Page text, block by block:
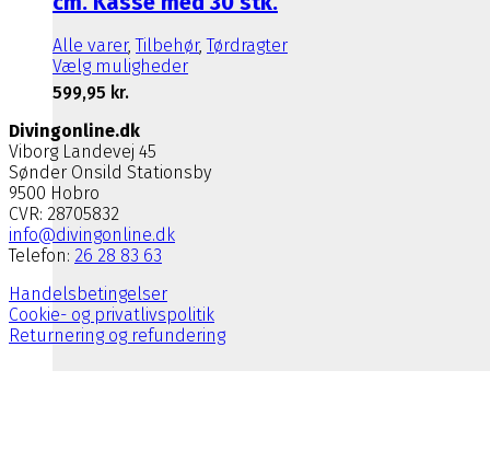
Alle varer,Tilbehør,Tørdragter
Vælg mulighederDette
Mulighederne
599,95 kr.
Divingonline.dk
Viborg Landevej 45
Sønder Onsild Stationsby
9500 Hobro
CVR: 28705832
info@divingonline.dk
Telefon: 26 28 83 63
Handelsbetingelser
Cookie- og privatlivspolitik
Returnering og refundering